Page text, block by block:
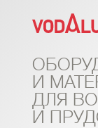
И
ДЛЯ
И